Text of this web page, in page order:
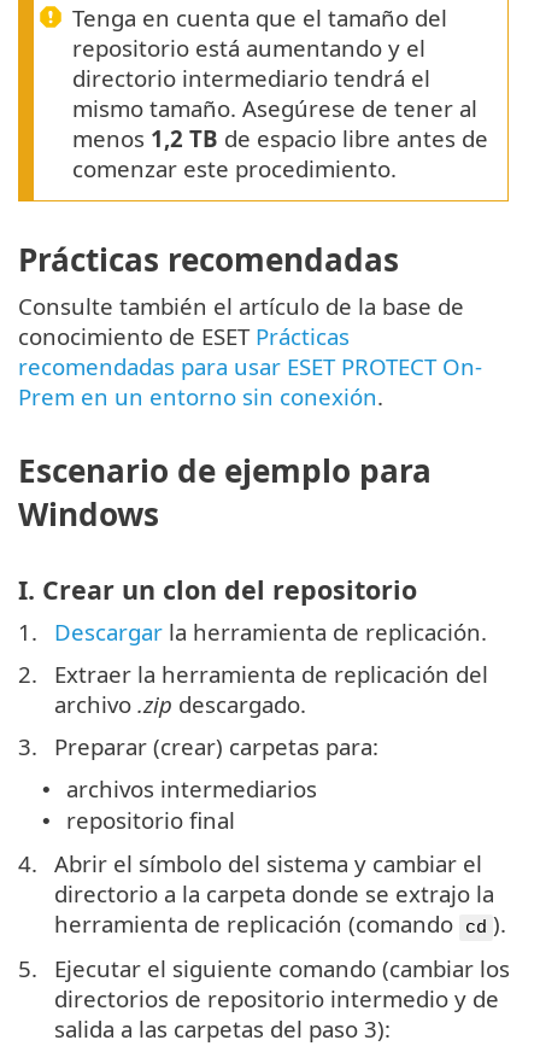
Tenga en cuenta que el tamaño del
repositorio está aumentando y el
directorio intermediario tendrá el
mismo tamaño. Asegúrese de tener al
menos 1,2 TB de espacio libre antes de
comenzar este procedimiento.
Prácticas recomendadas
Consulte también el artículo de la base de
conocimiento de ESET Prácticas
recomendadas para usar ESET PROTECT On-
Prem en un entorno sin conexión.
Escenario de ejemplo para
Windows
I. Crear un clon del repositorio
1. Descargar la herramienta de replicación.
2.
Extraer la herramienta de replicación del
archivo .zip descargado.
3.
Preparar (crear) carpetas para:
• archivos intermediarios
•
repositorio final
4. Abrir el símbolo del sistema y cambiar el
directorio a la carpeta donde se extrajo la
herramienta de replicación (comando
cd ).
5.
Ejecutar el siguiente comando (cambiar los
directorios de repositorio intermedio y de
salida a las carpetas del paso 3):